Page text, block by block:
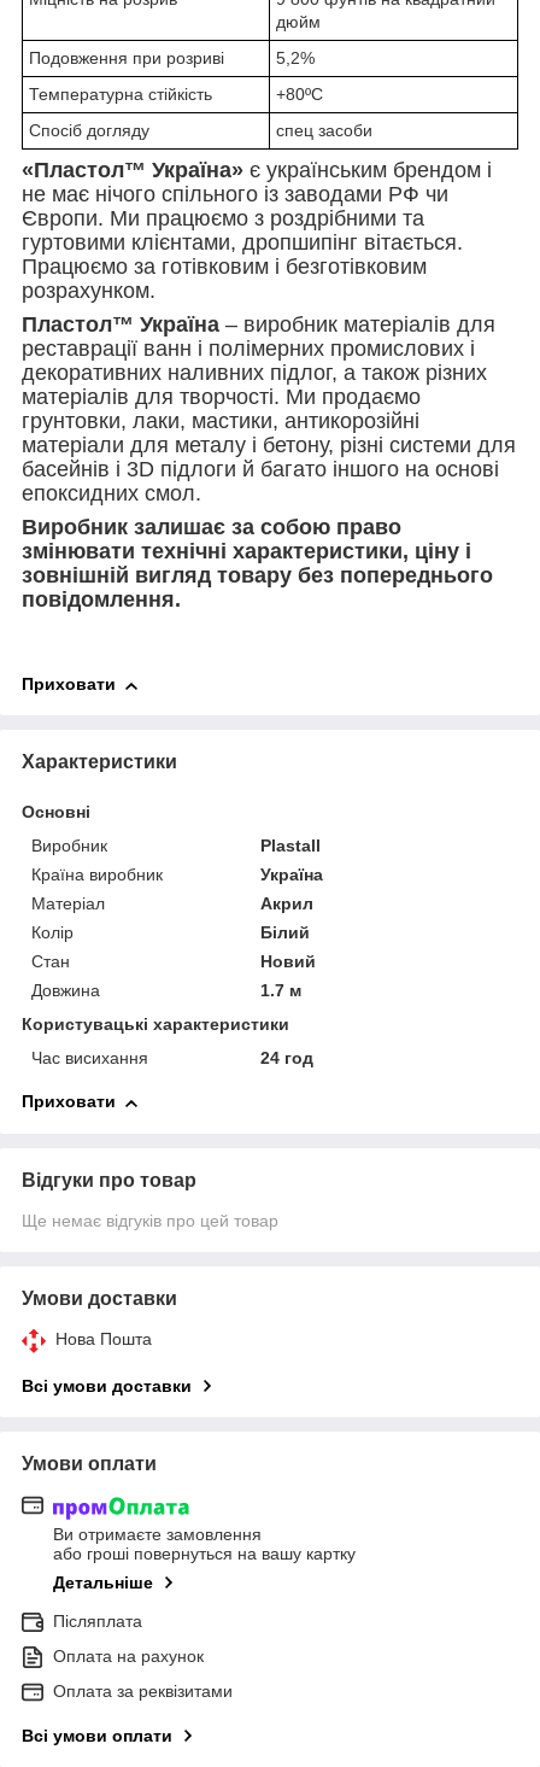
дюйм
Подовження при розриві
5,2%
Температурна стійкість
+80ºC
Спосіб догляду
спец засоби
«Пластол™ Україна» є українським брендом і
не має нічого спільного із заводами РФ чи
Європи. Ми працюємо з роздрібними та
гуртовими клієнтами, дропшипінг вітається.
Працюємо за готівковим і безготівковим
розрахунком.
Пластол™ Україна – виробник матеріалів для
реставрації ванн і полімерних промислових і
декоративних наливних підлог, а також різних
матеріалів для творчості. Ми продаємо
грунтовки, лаки, мастики, антикорозійні
матеріали для металу і бетону, різні системи для
басейнів і 3D підлоги й багато іншого на основі
епоксидних смол.
Виробник залишає за собою право
змінювати технічні характеристики, ціну і
зовнішній вигляд товару без попереднього
повідомлення.
Приховати
Характеристики
Основні
Виробник
Plastall
Країна виробник
Україна
Матеріал
Акрил
Колір
Білий
Стан
Новий
Довжина
1.7 м
Користувацькі характеристики
Час висихання
24 год
Приховати
Відгуки про товар
Ще немає відгуків про цей товар
Умови доставки
Нова Пошта
Всі умови доставки
Умови оплати
Ви отримаєте замовлення
або гроші повернуться на вашу картку
Детальніше
Післяплата
Оплата на рахунок
Оплата за реквізитами
Всі умови оплати